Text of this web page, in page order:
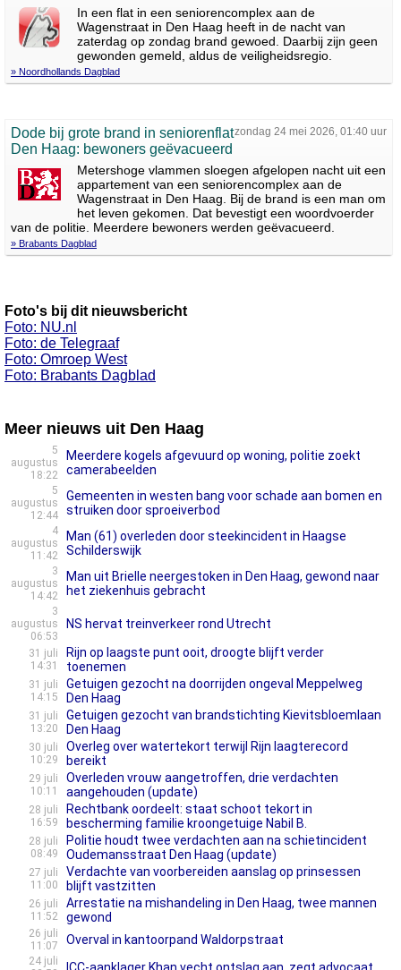
In een flat in een seniorencomplex aan de
Wagenstraat in Den Haag heeft in de nacht van
zaterdag op zondag brand gewoed. Daarbij zijn geen
gewonden gemeld, aldus de veiligheidsregio.
» Noordhollands Dagblad
zondag 24 mei 2026, 01:40 uur
Dode bij grote brand in seniorenflat
Den Haag: bewoners geëvacueerd
Metershoge vlammen sloegen afgelopen nacht uit een
appartement van een seniorencomplex aan de
Wagenstraat in Den Haag. Bij de brand is een man om
het leven gekomen. Dat bevestigt een woordvoerder
van de politie. Meerdere bewoners werden geëvacueerd.
» Brabants Dagblad
Foto's bij dit nieuwsbericht
Foto: NU.nl
Foto: de Telegraaf
Foto: Omroep West
Foto: Brabants Dagblad
Meer nieuws uit Den Haag
5
augustus
18:22
Meerdere kogels afgevuurd op woning, politie zoekt
camerabeelden
5
augustus
12:44
Gemeenten in westen bang voor schade aan bomen en
struiken door sproeiverbod
4
augustus
11:42
Man (61) overleden door steekincident in Haagse
Schilderswijk
3
augustus
14:42
Man uit Brielle neergestoken in Den Haag, gewond naar
het ziekenhuis gebracht
3
augustus
06:53
NS hervat treinverkeer rond Utrecht
31 juli
14:31
Rijn op laagste punt ooit, droogte blijft verder
toenemen
31 juli
14:15
Getuigen gezocht na doorrijden ongeval Meppelweg
Den Haag
31 juli
13:20
Getuigen gezocht van brandstichting Kievitsbloemlaan
Den Haag
30 juli
10:29
Overleg over watertekort terwijl Rijn laagterecord
bereikt
29 juli
10:11
Overleden vrouw aangetroffen, drie verdachten
aangehouden (update)
28 juli
16:59
Rechtbank oordeelt: staat schoot tekort in
bescherming familie kroongetuige Nabil B.
28 juli
08:49
Politie houdt twee verdachten aan na schietincident
Oudemansstraat Den Haag (update)
27 juli
11:00
Verdachte van voorbereiden aanslag op prinsessen
blijft vastzitten
26 juli
11:52
Arrestatie na mishandeling in Den Haag, twee mannen
gewond
26 juli
11:07
Overval in kantoorpand Waldorpstraat
24 juli